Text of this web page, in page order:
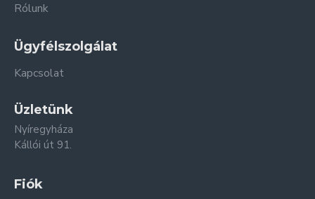
Rólunk
Ügyfélszolgálat
Kapcsolat
Üzletünk
Nyíregyháza
Kállói út 91.
Fiók